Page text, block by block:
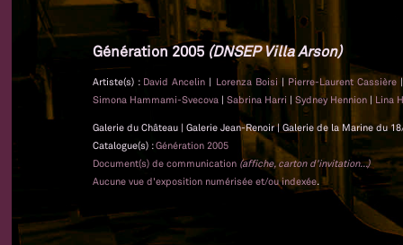
Génération 2005 (DNSEP Villa Arson)
Artiste(s) : David Ancelin | Lorenza Boisi | Pierre-Laurent Cassière
Simona Hammami-Svecova | Sabrina Harri | Sydney Hennion | Lina
Galerie du Château | Galerie Jean-Renoir | Galerie de la Marine du
Catalogue(s) :Génération 2005
Document(s) de communication (affiche, carton d'invitation...)
Aucune vue d'exposition numérisée et/ou indexée.